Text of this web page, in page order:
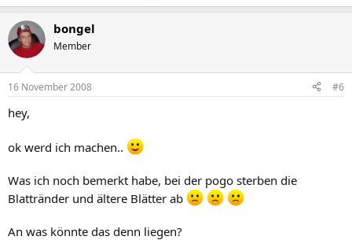
bongel
Member
16 November 2008 #6
hey,
ok werd ich machen..
Was ich noch bemerkt habe, bei der pogo sterben die
Blattränder und ältere Blätter ab
An was könnte das denn liegen?